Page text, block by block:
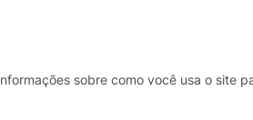
sobre como você usa o site